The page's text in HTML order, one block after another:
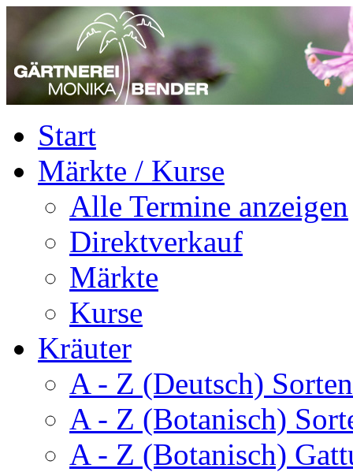
Start
Märkte / Kurse
Alle Termine anzeigen
Direktverkauf
Märkte
Kurse
Kräuter
A - Z (Deutsch)
A - Z (Botanisch)
A - Z (Botanisch)